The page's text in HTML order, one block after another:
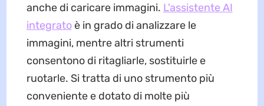
anche di caricare immagini. L'assistente AI
integratoè in grado di analizzare le
immagini, mentre altri strumenti
consentono di ritagliarle, sostituirle e
ruotarle. Si tratta di uno strumento più
conveniente e dotato di molte più